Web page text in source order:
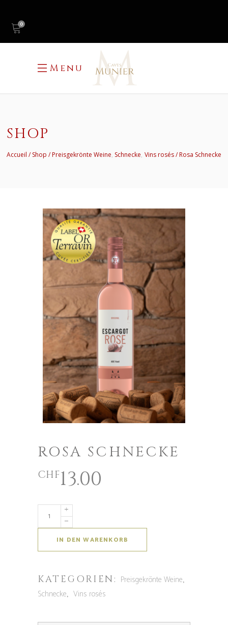
0
Menu
SHOP
Accueil Shop Preisgekrönte Weine, Schnecke,Vins rosés Rosa Schnecke
ROSA SCHNECKE
CHF13.00
IN DEN WARENKORB
KATEGORIEN: Preisgekrönte Weine,
Schnecke,Vins rosés